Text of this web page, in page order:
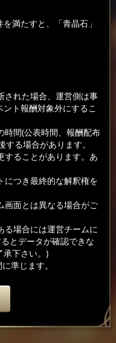
満たすと、「青晶石」
れた場合、運営側は事
ト報酬対象外にするこ
間(公表時間、報酬配布
る場合があります。
ることがあります。あ
つき最終的な解釈権を
面とは異なる場合がご
場合には運営チームに
とデータが確認できな
承下さい。)
準じます。